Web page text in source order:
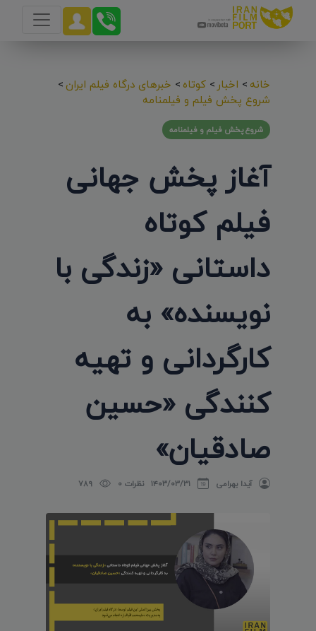
خانه> اخبار> کوتاه> خبرهای درگاه فیلم ایران>
شروع پخش فیلم و فیلمنامه
شروع پخش فیلم و فیلمنامه
آغاز پخش جهانی
فیلم کوتاه
داستانی «زندگی با
نویسنده» به
کارگردانی و تهیه
کنندگی «حسین
صادقیان»
آیدا بهرامی ۱۴۰۳/۰۳/۳۱ نظرات 0 789